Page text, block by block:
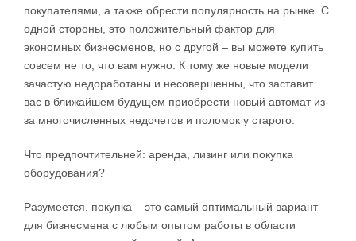
покупателями, а также обрести популярность на рынке. С
одной стороны, это положительный фактор для
экономных бизнесменов, но с другой – вы можете купить
совсем не то, что вам нужно. К тому же новые модели
зачастую недоработаны и несовершенны, что заставит
вас в ближайшем будущем приобрести новый автомат из-
за многочисленных недочетов и поломок у старого.
Что предпочтительней: аренда, лизинг или покупка
оборудования?
Разумеется, покупка – это самый оптимальный вариант
для бизнесмена с любым опытом работы в области